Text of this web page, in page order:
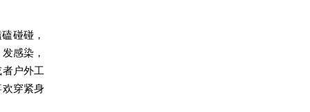
碰碰，
感染，
户外工
穿紧身